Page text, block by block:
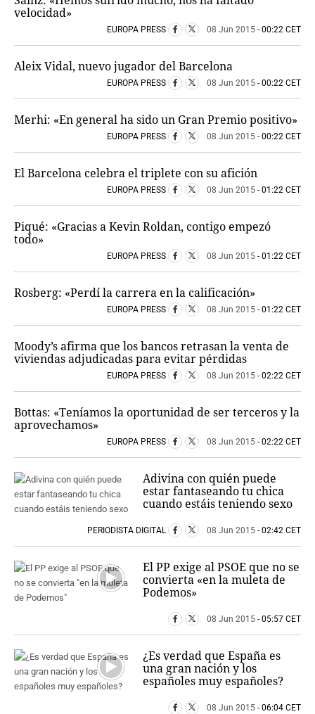
velocidad»
EUROPA PRESS 08 Jun 2015 - 00:22 CET
Aleix Vidal, nuevo jugador del Barcelona
EUROPA PRESS 08 Jun 2015 - 00:22 CET
Merhi: «En general ha sido un Gran Premio positivo»
EUROPA PRESS 08 Jun 2015 - 00:22 CET
El Barcelona celebra el triplete con su afición
EUROPA PRESS 08 Jun 2015 - 01:22 CET
Piqué: «Gracias a Kevin Roldan, contigo empezó
todo»
EUROPA PRESS 08 Jun 2015 - 01:22 CET
Rosberg: «Perdí la carrera en la calificación»
EUROPA PRESS 08 Jun 2015 - 01:22 CET
Moody’s afirma que los bancos retrasan la venta de
viviendas adjudicadas para evitar pérdidas
EUROPA PRESS 08 Jun 2015 - 02:22 CET
Bottas: «Teníamos la oportunidad de ser terceros y la
aprovechamos»
EUROPA PRESS 08 Jun 2015 - 02:22 CET
Adivina con quién puede
estar fantaseando tu chica
cuando estáis teniendo sexo
PERIODISTA DIGITAL 08 Jun 2015 - 02:42 CET
El PP exige al PSOE que no se
convierta «en la muleta de
Podemos»
08 Jun 2015 - 05:57 CET
¿Es verdad que España es
una gran nación y los
españoles muy españoles?
08 Jun 2015 - 06:04 CET